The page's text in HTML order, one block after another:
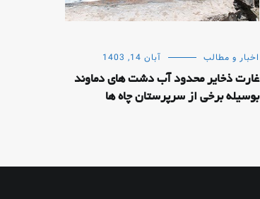
اخبار و مطالب آبان 14, 1403
غارت ذخایر محدود آب دشت های دماوند
بوسیله برخی از سرپرستان چاه ها